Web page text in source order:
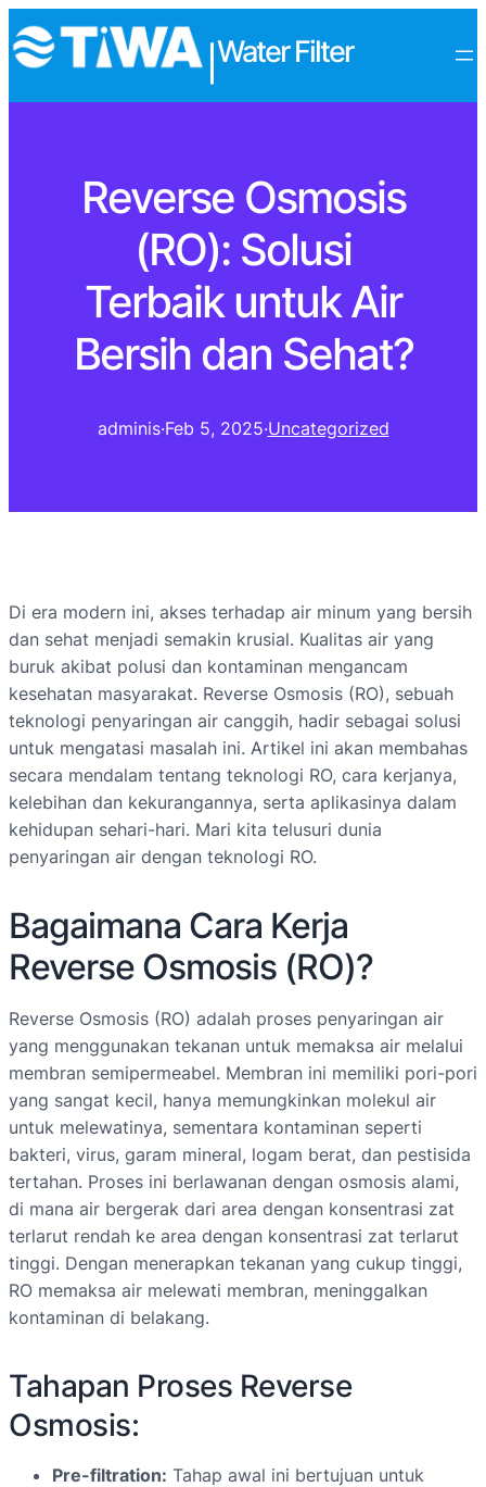
Water Filter
Reverse Osmosis
(RO): Solusi
Terbaik untuk Air
Bersih dan Sehat?
adminis·Feb 5, 2025·Uncategorized
Di era modern ini, akses terhadap air minum yang bersih
dan sehat menjadi semakin krusial. Kualitas air yang
buruk akibat polusi dan kontaminan mengancam
kesehatan masyarakat. Reverse Osmosis (RO), sebuah
teknologi penyaringan air canggih, hadir sebagai solusi
untuk mengatasi masalah ini. Artikel ini akan membahas
secara mendalam tentang teknologi RO, cara kerjanya,
kelebihan dan kekurangannya, serta aplikasinya dalam
kehidupan sehari-hari. Mari kita telusuri dunia
penyaringan air dengan teknologi RO.
Bagaimana Cara Kerja
Reverse Osmosis (RO)?
Reverse Osmosis (RO) adalah proses penyaringan air
yang menggunakan tekanan untuk memaksa air melalui
membran semipermeabel. Membran ini memiliki pori-pori
yang sangat kecil, hanya memungkinkan molekul air
untuk melewatinya, sementara kontaminan seperti
bakteri, virus, garam mineral, logam berat, dan pestisida
tertahan. Proses ini berlawanan dengan osmosis alami,
di mana air bergerak dari area dengan konsentrasi zat
terlarut rendah ke area dengan konsentrasi zat terlarut
tinggi. Dengan menerapkan tekanan yang cukup tinggi,
RO memaksa air melewati membran, meninggalkan
kontaminan di belakang.
Tahapan Proses Reverse
Osmosis:
Pre-filtration: Tahap awal ini bertujuan untuk